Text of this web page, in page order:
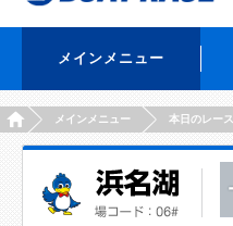
メインメニュー
HOMEメインメニュー 本日のレース